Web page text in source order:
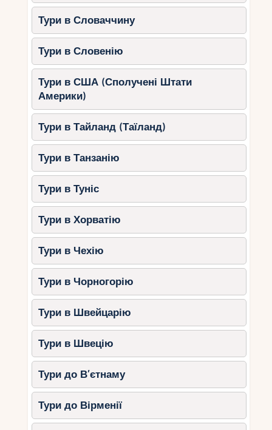
Тури в Словаччину
Тури в Словенію
Тури в США (Сполучені Штати
Америки)
Тури в Тайланд (Таїланд)
Тури в Танзанію
Тури в Туніс
Тури в Хорватію
Тури в Чехію
Тури в Чорногорію
Тури в Швейцарію
Тури в Швецію
Тури до В’єтнаму
Тури до Вірменії